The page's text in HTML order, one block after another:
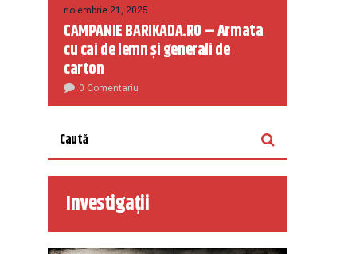
noiembrie 21, 2025
CAMPANIE BARIKADA.RO – Armata
cu cai de lemn și generali de
carton
0 Comentariu
Investigații